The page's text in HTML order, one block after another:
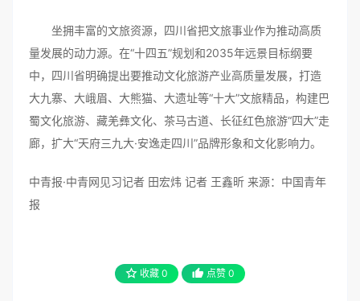
坐拥丰富的文旅资源，四川省把文旅事业作为推动高质
量发展的动力源。在“十四五”规划和2035年远景目标纲要
中，四川省明确提出要推动文化旅游产业高质量发展，打造
大九寨、大峨眉、大熊猫、大遗址等“十大”文旅精品，构建巴
蜀文化旅游、藏羌彝文化、茶马古道、长征红色旅游“四大”走
廊，扩大“天府三九大·安逸走四川”品牌形象和文化影响力。
中青报·中青网见习记者 田宏炜 记者 王鑫昕 来源：中国青年
报
收藏 0 点赞 0